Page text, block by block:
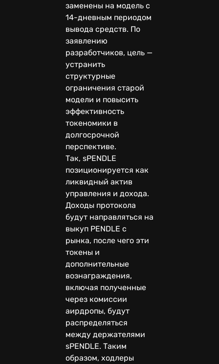
заменены на модель с
14-дневным периодом
вывода средств. По
заявлению
разработчиков, цель —
устранить
структурные
ограничения старой
модели и повысить
эффективность
токеномики в
долгосрочной
перспективе.
Так, sPENDLE
позиционируется как
ликвидный актив
управления и дохода.
Доходы протокола
будут направляться на
выкуп PENDLE с
рынка, после чего эти
токены и
дополнительные
вознаграждения,
включая полученные
через комиссии
аирдропы, будут
распределяться
между держателями
sPENDLE. Таким
образом, ходлеры